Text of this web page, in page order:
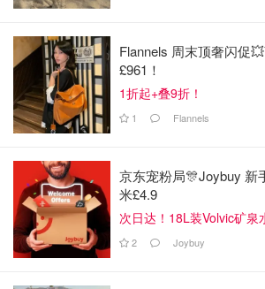
图片来自于peakdistrictbytrain ，版权
自驾也很方便，从谢菲尔德出发可开A57
公路，曼彻斯特出发可开A628和A57公
美公路之一的Snake Pass就在峰区西侧
除了以上出行方式，在峰区还可以乘坐
越峰区的
Peak Rail Heritage Railway
在节庆时期还有特别活动。
Flannels 周末顶奢闪促
£961！
1折起+叠9折！
1 Flannels
京东宠粉局🎊Joybuy 新
米£4.9
次日达！18L装Volvic矿泉
2 Joybuy